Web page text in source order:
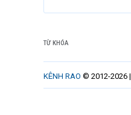
TỪ KHÓA
KÊNH RAO © 2012-2026 |